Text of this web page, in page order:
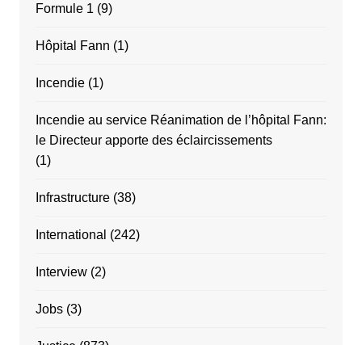
Formule 1 (9)
Hôpital Fann (1)
Incendie(1)
Incendie au service Réanimation de l’hôpital Fann:
le Directeur apporte des éclaircissements
(1)
Infrastructure(38)
International (242)
Interview(2)
Jobs(3)